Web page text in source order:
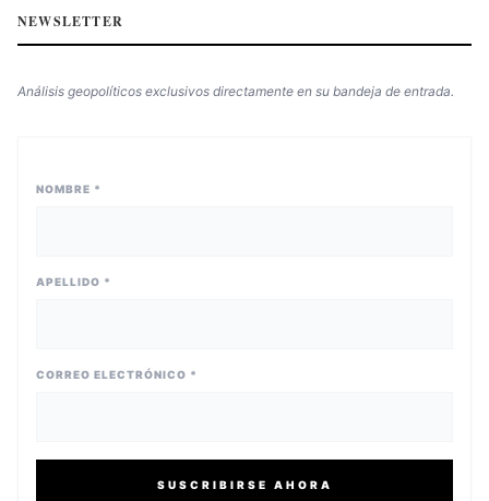
NEWSLETTER
Análisis geopolíticos exclusivos directamente en su bandeja de entrada.
NOMBRE *
APELLIDO *
CORREO ELECTRÓNICO *
SUSCRIBIRSE AHORA